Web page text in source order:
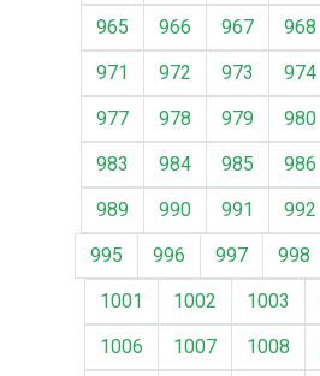
965
966 967 968
971
972 973 974
977
978 979 980
983
984 985 986
989
990 991 992
995
996 997 998
1001
1002 1003
1006
1007 1008